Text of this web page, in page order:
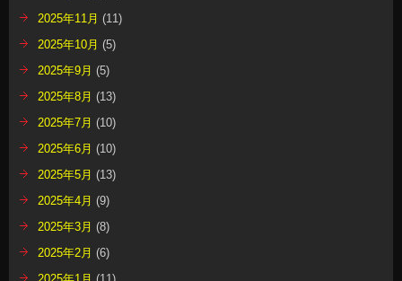
2025年11月 (11)
2025年10月 (5)
2025年9月 (5)
2025年8月 (13)
2025年7月 (10)
2025年6月 (10)
2025年5月 (13)
2025年4月 (9)
2025年3月 (8)
2025年2月 (6)